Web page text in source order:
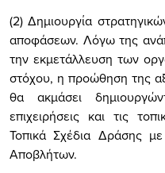
(2) Δημιουργία
αποφάσεων. Λόγω της
την εκμετάλλευση των
στόχου, η προώθηση της
θα ακμάσει
επιχειρήσεις και τις
Τοπικά Σχέδια Δράσης
Αποβλήτων.